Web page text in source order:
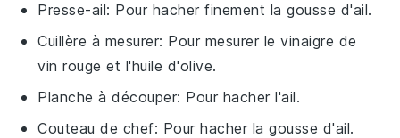
Presse-ail: Pour hacher finement la gousse d'ail.
Cuillère à mesurer: Pour mesurer le vinaigre de
vin rouge et l'huile d'olive.
Planche à découper: Pour hacher l'ail.
Couteau de chef: Pour hacher la gousse d'ail.